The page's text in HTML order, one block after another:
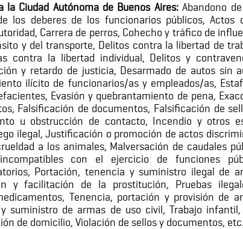
la Ciudad Autónoma de Buenos Aires:Abandono
los deberes de los funcionarios públicos, Actos
Carrera de perros, Cohecho y tráfico de
y del transporte, Delitos contra la libertad de
contra la libertad individual, Delitos y
y retardo de justicia, Desarmado de autos sin
ilícito de funcionarios/as y empleados/as,
Evasión y quebrantamiento de pena,
Falsificación de documentos, Falsificación de
u obstrucción de contacto, Incendio y otros
ilegal, Justificación o promoción de actos
a los animales, Malversación de caudales
incompatibles con el ejercicio de funciones
Portación, tenencia y suministro ilegal de
y facilitación de la prostitución, Pruebas
Tenencia, portación y provisión de
suministro de armas de uso civil, Trabajo
de domicilio, Violación de sellos y documentos, etc.